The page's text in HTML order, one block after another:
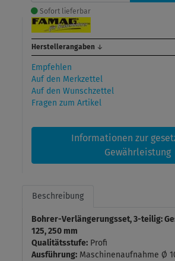
Sofort lieferbar
Herstellerangaben ↓
Empfehlen
Auf den Merkzettel
Auf den Wunschzettel
Fragen zum Artikel
Informationen zur
Gewährleistung
Beschreibung
Bohrer-Verlängerungsset, 3-teilig:
125, 250 mm
Qualitätsstufe: Profi
Ausführung: Maschinenaufnahme Ø